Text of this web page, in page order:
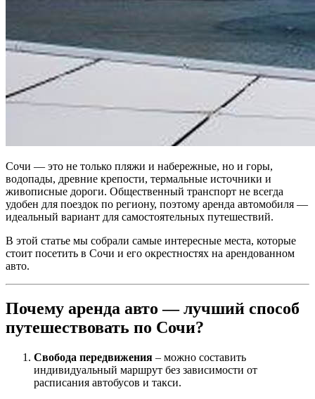
Сочи — это не только пляжи и набережные, но и горы,
водопады, древние крепости, термальные источники и
живописные дороги. Общественный транспорт не всегда
удобен для поездок по региону, поэтому аренда автомобиля —
идеальный вариант для самостоятельных путешествий.
В этой статье мы собрали самые интересные места, которые
стоит посетить в Сочи и его окрестностях на арендованном
авто.
Почему аренда авто — лучший способ
путешествовать по Сочи?
Свобода передвижения – можно составить
индивидуальный маршрут без зависимости от
расписания автобусов и такси.